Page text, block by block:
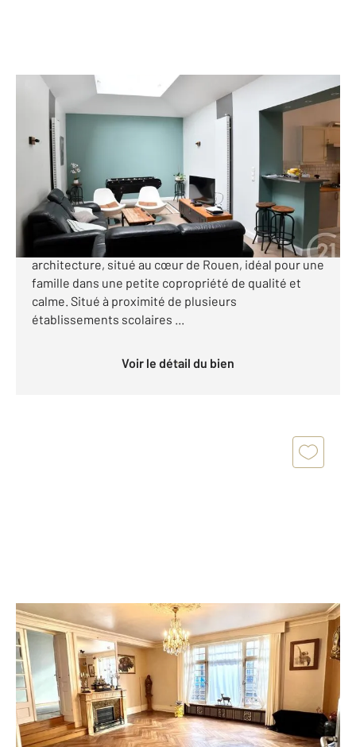
ROUEN 76
158,37 m , 5 pièces
Ref : 81
Appartement T5 à vendre
399 900 €
Découvrez ce bel appartement en duplex de 6
pièces, atypique par son histoire et son
architecture, situé au cœur de Rouen, idéal pour une
famille dans une petite copropriété de qualité et
calme. Situé à proximité de plusieurs
établissements scolaires ...
Voir le détail du bien
ROUEN 76
100,30 m2, 4 pièces
Ref : 46
Appartement F4 à vendre
269 000 €